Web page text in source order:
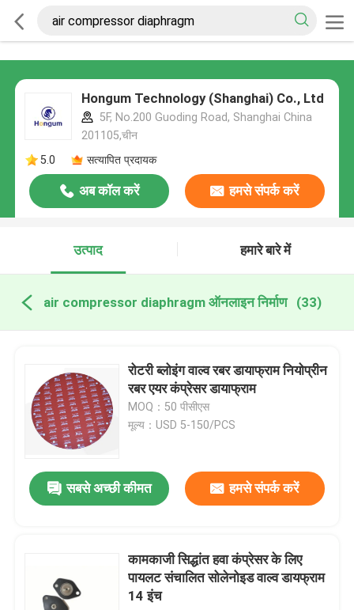
Hongum Technology (Shanghai) Co., Ltd
5F, No.200 Guoding Road, Shanghai China
201105,चीन
5.0
सत्यापित प्रदायक
अब कॉल करें हमसे संपर्क करें
उत्पाद हमारे बारे में
air compressor diaphragm ऑनलाइन निर्माण (33)
रोटरी ब्लोइंग वाल्व रबर डायाफ्राम नियोप्रीन
रबर एयर कंप्रेसर डायाफ्राम
MOQ：50 पीसीएस
मूल्य：USD 5-150/PCS
सबसे अच्छी कीमत हमसे संपर्क करें
कामकाजी सिद्धांत हवा कंप्रेसर के लिए
पायलट संचालित सोलेनोइड वाल्व डायफ्राम
14 इंच